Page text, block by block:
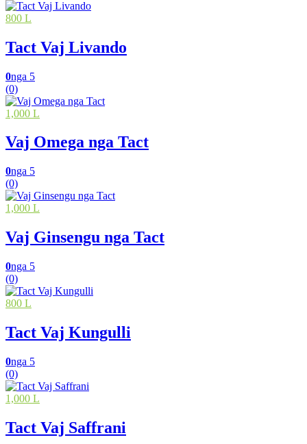
800 L
Tact Vaj Livando
0nga 5
(0)
1,000 L
Vaj Omega nga Tact
0nga 5
(0)
1,000 L
Vaj Ginsengu nga Tact
0nga 5
(0)
800 L
Tact Vaj Kungulli
0nga 5
(0)
1,000 L
Tact Vaj Saffrani